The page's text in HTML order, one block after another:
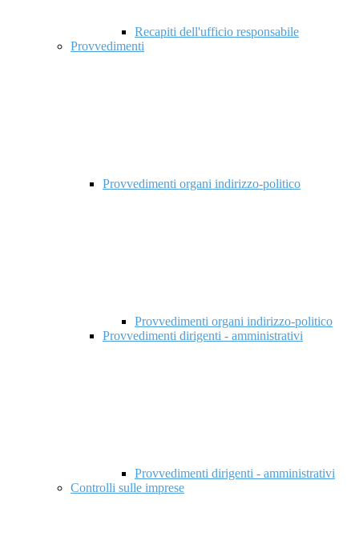
Recapiti dell'ufficio responsabile
Provvedimenti
Provvedimenti organi indirizzo-politico
Provvedimenti organi indirizzo-politico
Provvedimenti dirigenti - amministrativi
Provvedimenti dirigenti - amministrativi
Controlli sulle imprese